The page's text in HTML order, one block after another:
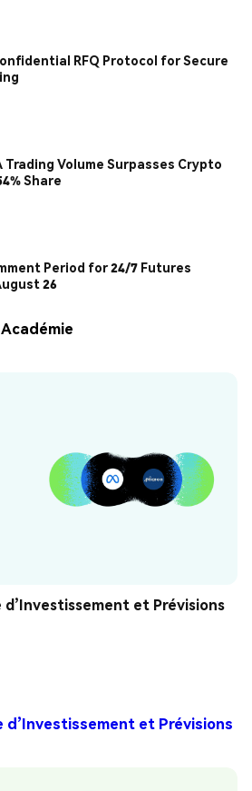
RFQ Protocol for Secure
Trading Volume Surpasses Crypto
Share
Period for 24/7 Futures
26
d’Investissement et Prévisions
d’Investissement et Prévisions